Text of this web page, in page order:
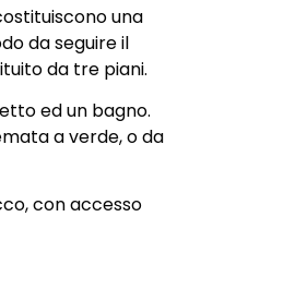
una
da seguire il
da tre piani.
ed un bagno.
a verde, o da
con accesso